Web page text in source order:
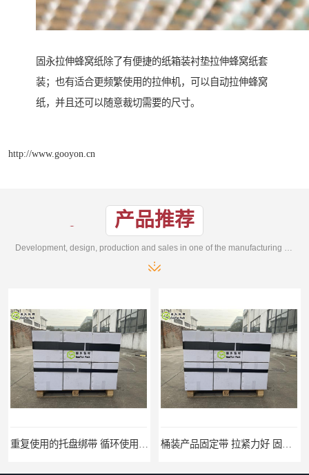
固永拉伸蜂窝纸除了有便捷的纸箱装衬垫拉伸蜂窝纸套
装；也有适合更频繁使用的拉伸机，可以自动拉伸蜂窝
纸，并且还可以随意裁切需要的尺寸。
http://www.gooyon.cn
产品推荐
Development, design, production and sales in one of the manufacturing enterprises
重复使用的托盘绑带 循环使用 固永包材 桶装产品固定带 拉紧力好 固永包材